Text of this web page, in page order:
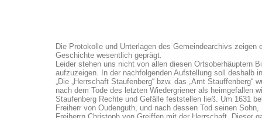
Die Protokolle und Unterlagen des Gemeindearchivs zeigen
Geschichte wesentlich geprägt.
Leider stehen uns nicht von allen diesen Ortsoberhäuptern
aufzuzeigen. In der nachfolgenden Aufstellung soll deshalb
„Die „Herrschaft Staufenberg“ bzw. das „Amt
nach dem Tode des letzten Wiedergriener als heimgefallen
Staufenberg Rechte und Gefälle feststellen ließ. Um 1631
Freiherr von Oudenguth, und nach dessen Tod seinen